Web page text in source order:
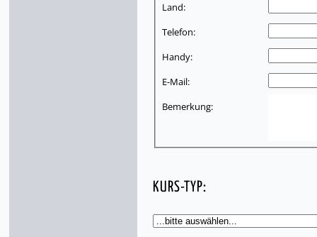
Land:
Telefon:
Handy:
E-Mail:
Bemerkung:
KURS-TYP: